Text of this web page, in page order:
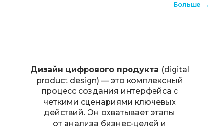
Больше →
Дизайн цифрового продукта (digital
product design) — это комплексный
процесс создания интерфейса с
четкими сценариями ключевых
действий. Он охватывает этапы
от анализа бизнес-целей и